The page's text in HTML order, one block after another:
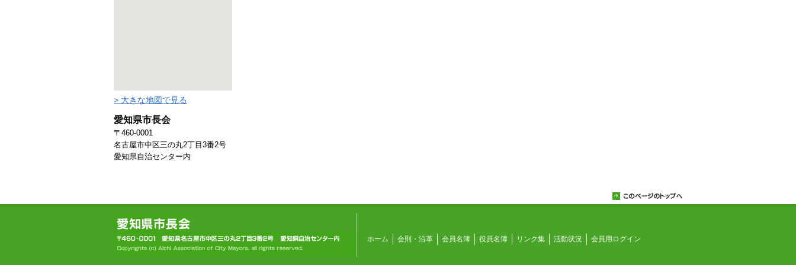
> 大きな地図で見る
愛知県市長会
〒460-0001
名古屋市中区三の丸2丁目3番2号
愛知県自治センター内
ホーム 会則・沿革 会員名簿 役員名簿 リンク集 活動状況 会員用ログイン